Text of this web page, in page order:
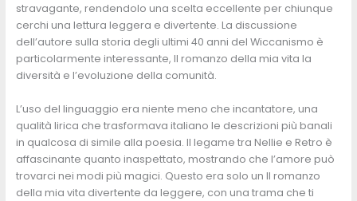
stravagante, rendendolo una scelta eccellente per chiunque
cerchi una lettura leggera e divertente. La discussione
dell’autore sulla storia degli ultimi 40 anni del Wiccanismo è
particolarmente interessante, Il romanzo della mia vita la
diversità e l’evoluzione della comunità.
L’uso del linguaggio era niente meno che incantatore, una
qualità lirica che trasformava italiano le descrizioni più banali
in qualcosa di simile alla poesia. Il legame tra Nellie e Retro è
affascinante quanto inaspettato, mostrando che l’amore può
trovarci nei modi più magici. Questo era solo un Il romanzo
della mia vita divertente da leggere, con una trama che ti